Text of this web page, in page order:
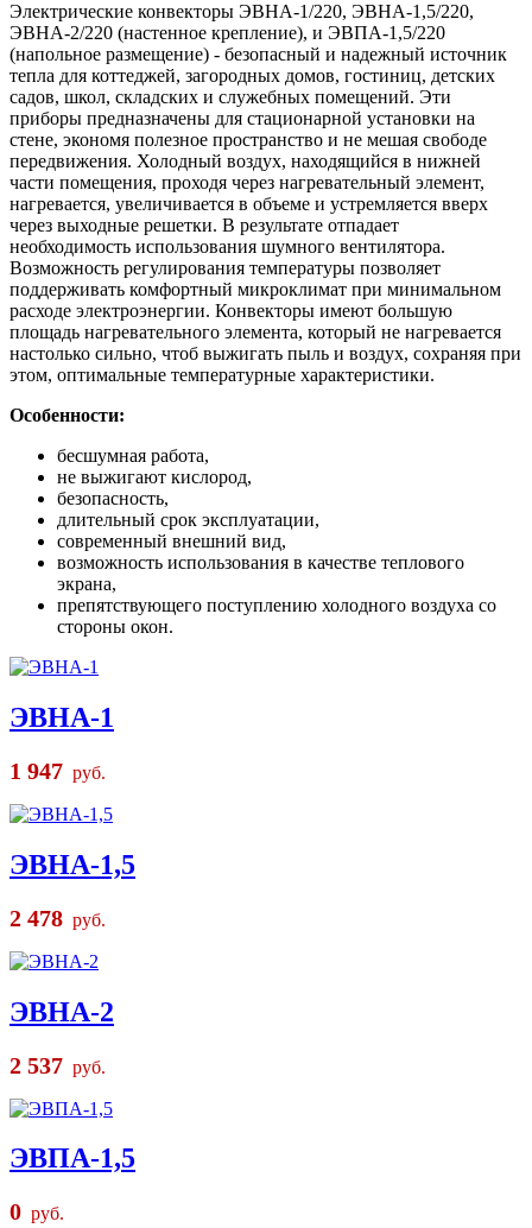
Электрические конвекторы ЭВНА-1/220, ЭВНА-1,5/220,
ЭВНА-2/220 (настенное крепление), и ЭВПА-1,5/220
(напольное размещение) - безопасный и надежный источник
тепла для коттеджей, загородных домов, гостиниц, детских
садов, школ, складских и служебных помещений. Эти
приборы предназначены для стационарной установки на
стене, экономя полезное пространство и не мешая свободе
передвижения. Холодный воздух, находящийся в нижней
части помещения, проходя через нагревательный элемент,
нагревается, увеличивается в объеме и устремляется вверх
через выходные решетки. В результате отпадает
необходимость использования шумного вентилятора.
Возможность регулирования температуры позволяет
поддерживать комфортный микроклимат при минимальном
расходе электроэнергии. Конвекторы имеют большую
площадь нагревательного элемента, который не нагревается
настолько сильно, чтоб выжигать пыль и воздух, сохраняя при
этом, оптимальные температурные характеристики.
Особенности:
бесшумная работа,
не выжигают кислород,
безопасность,
длительный срок эксплуатации,
современный внешний вид,
возможность использования в качестве теплового
экрана,
препятствующего поступлению холодного воздуха со
стороны окон.
ЭВНА-1
1 947 руб.
ЭВНА-1,5
2 478 руб.
ЭВНА-2
2 537 руб.
ЭВПА-1,5
0 руб.